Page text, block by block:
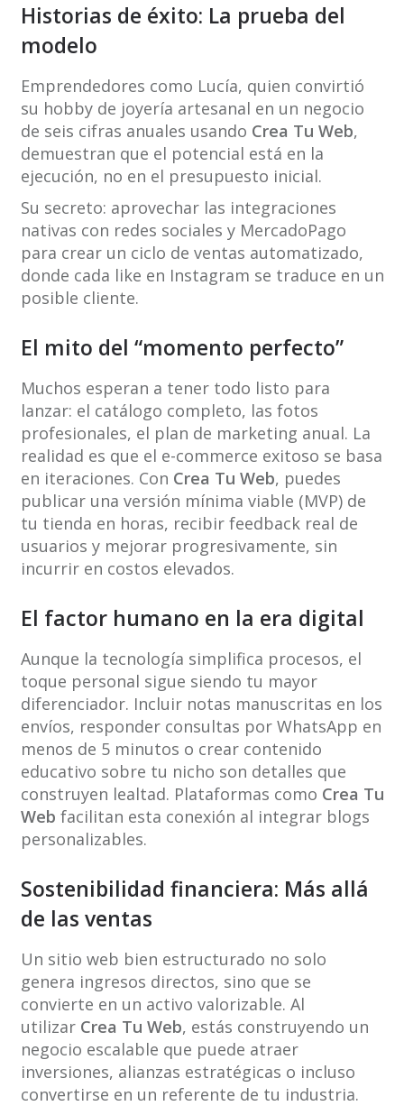
Historias de éxito: La prueba del
modelo
Emprendedores como Lucía, quien convirtió
su hobby de joyería artesanal en un negocio
de seis cifras anuales usando Crea Tu Web,
demuestran que el potencial está en la
ejecución, no en el presupuesto inicial.
Su secreto: aprovechar las integraciones
nativas con redes sociales y MercadoPago
para crear un ciclo de ventas automatizado,
donde cada like en Instagram se traduce en un
posible cliente.
El mito del “momento perfecto”
Muchos esperan a tener todo listo para
lanzar: el catálogo completo, las fotos
profesionales, el plan de marketing anual. La
realidad es que el e-commerce exitoso se basa
en iteraciones. Con Crea Tu Web, puedes
publicar una versión mínima viable (MVP) de
tu tienda en horas, recibir feedback real de
usuarios y mejorar progresivamente, sin
incurrir en costos elevados.
El factor humano en la era digital
Aunque la tecnología simplifica procesos, el
toque personal sigue siendo tu mayor
diferenciador. Incluir notas manuscritas en los
envíos, responder consultas por WhatsApp en
menos de 5 minutos o crear contenido
educativo sobre tu nicho son detalles que
construyen lealtad. Plataformas como Crea Tu
Web facilitan esta conexión al integrar blogs
personalizables.
Sostenibilidad financiera: Más allá
de las ventas
Un sitio web bien estructurado no solo
genera ingresos directos, sino que se
convierte en un activo valorizable. Al
utilizar Crea Tu Web, estás construyendo un
negocio escalable que puede atraer
inversiones, alianzas estratégicas o incluso
convertirse en un referente de tu industria.